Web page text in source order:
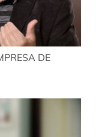
DE